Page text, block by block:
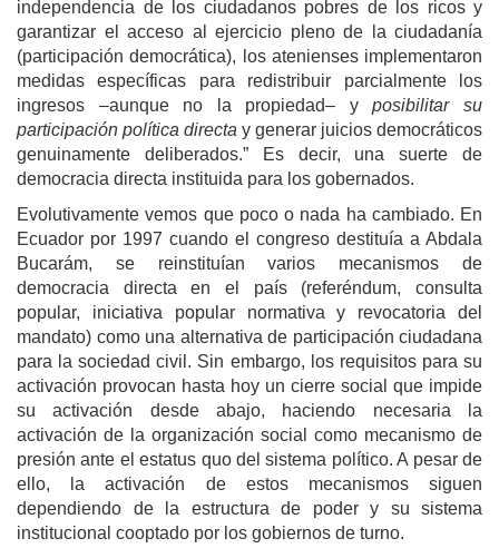
independencia de los ciudadanos pobres de los ricos y
garantizar el acceso al ejercicio pleno de la ciudadanía
(participación democrática), los atenienses implementaron
medidas específicas para redistribuir parcialmente los
ingresos –aunque no la propiedad– yposibilitar su
participación política directa y generar juicios democráticos
genuinamente deliberados.” Es decir, una suerte de
democracia directa instituida para los gobernados.
Evolutivamente vemos que poco o nada ha cambiado. En
Ecuador por 1997 cuando el congreso destituía a Abdala
Bucarám, se reinstituían varios mecanismos de
democracia directa en el país (referéndum, consulta
popular, iniciativa popular normativa y revocatoria del
mandato) como una alternativa de participación ciudadana
para la sociedad civil. Sin embargo, los requisitos para su
activación provocan hasta hoy un cierre social que impide
su activación desde abajo, haciendo necesaria la
activación de la organización social como mecanismo de
presión ante el estatus quo del sistema político. A pesar de
ello, la activación de estos mecanismos siguen
dependiendo de la estructura de poder y su sistema
institucional cooptado por los gobiernos de turno.